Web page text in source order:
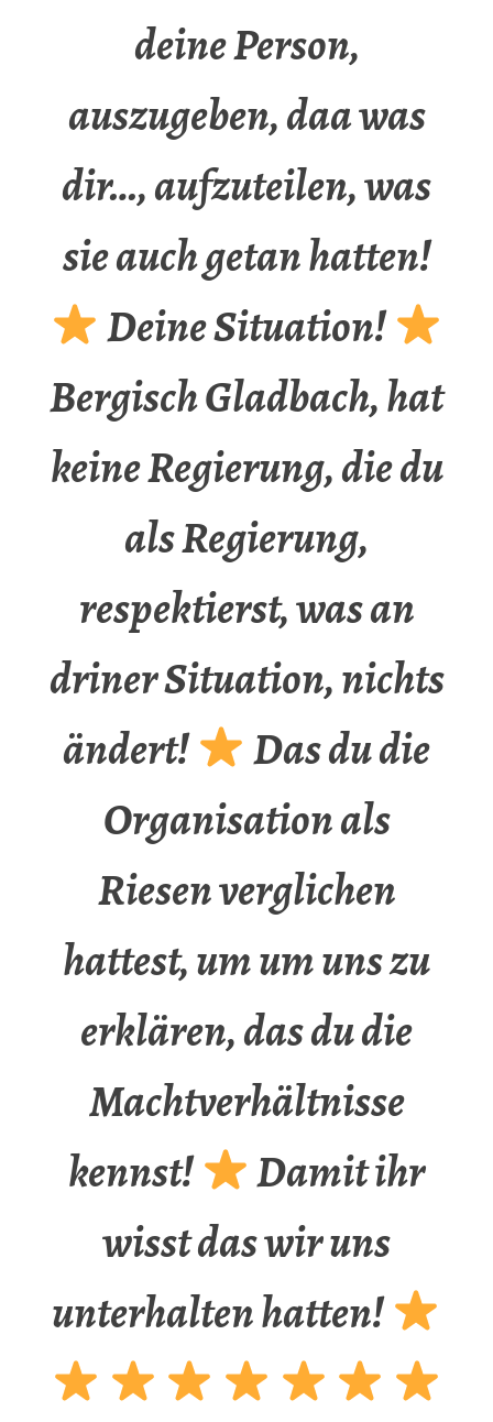
deine Person,
auszugeben, daa was
dir…, aufzuteilen, was
sie auch getan hatten!
Deine Situation!
Bergisch Gladbach, hat
keine Regierung, die du
als Regierung,
respektierst, was an
driner Situation, nichts
ändert!
Das du die
Organisation als
Riesen verglichen
hattest, um um uns zu
erklären, das du die
Machtverhältnisse
kennst!
Damit ihr
wisst das wir uns
unterhalten hatten!